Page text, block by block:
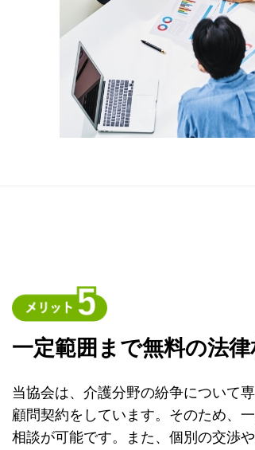
一定範囲まで無料の法
当協会は、介護分野の紛争について
顧問契約をしています。そのため、
相談が可能です。また、個別の交渉